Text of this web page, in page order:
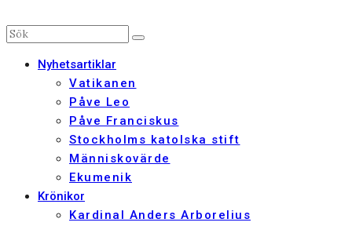
Nyhetsartiklar
Vatikanen
Påve Leo
Påve Franciskus
Stockholms katolska stift
Människovärde
Ekumenik
Krönikor
Kardinal Anders Arborelius